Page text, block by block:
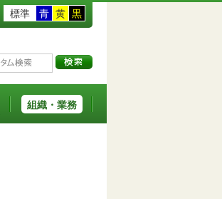
標準 青 黄 黒
組織・業務